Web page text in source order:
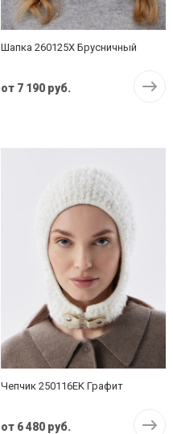
Шапка 260125X Брусничный
от 7 190 руб.
Чепчик 250116EK Графит
от 6 480 руб.